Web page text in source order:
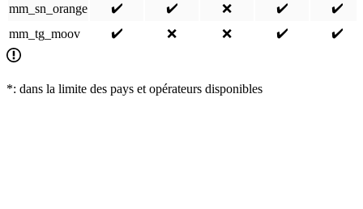
mm_sn_orange
✔️ ✔️ ❌ ✔️
✔️
mm_tg_moov
✔️ ❌ ❌ ✔️ ✔️
*: dans la limite des pays et opérateurs disponibles